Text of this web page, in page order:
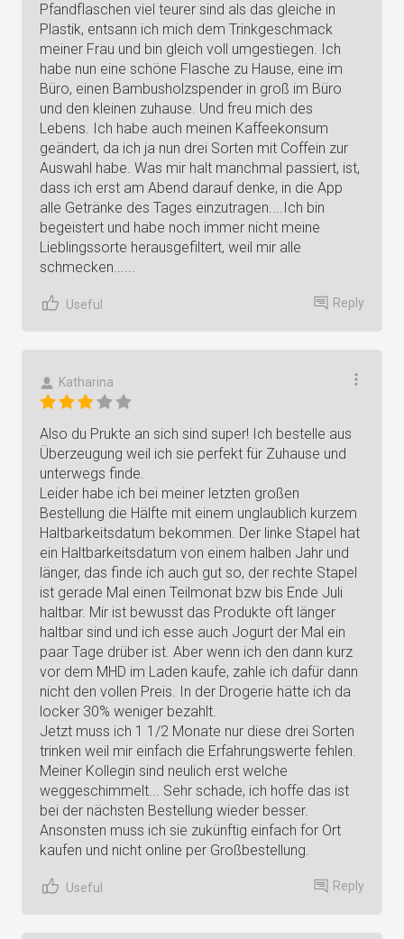
Pfandflaschen viel teurer sind als das gleiche in
Plastik, entsann ich mich dem Trinkgeschmack
meiner Frau und bin gleich voll umgestiegen. Ich
habe nun eine schöne Flasche zu Hause, eine im
Büro, einen Bambusholzspender in groß im Büro
und den kleinen zuhause. Und freu mich des
Lebens. Ich habe auch meinen Kaffeekonsum
geändert, da ich ja nun drei Sorten mit Coffein zur
Auswahl habe. Was mir halt manchmal passiert, ist,
dass ich erst am Abend darauf denke, in die App
alle Getränke des Tages einzutragen....Ich bin
begeistert und habe noch immer nicht meine
Lieblingssorte herausgefiltert, weil mir alle
schmecken......
Useful Reply
Katharina
Also du Prukte an sich sind super! Ich bestelle aus
Überzeugung weil ich sie perfekt für Zuhause und
unterwegs finde.
Leider habe ich bei meiner letzten großen
Bestellung die Hälfte mit einem unglaublich kurzem
Haltbarkeitsdatum bekommen. Der linke Stapel hat
ein Haltbarkeitsdatum von einem halben Jahr und
länger, das finde ich auch gut so, der rechte Stapel
ist gerade Mal einen Teilmonat bzw bis Ende Juli
haltbar. Mir ist bewusst das Produkte oft länger
haltbar sind und ich esse auch Jogurt der Mal ein
paar Tage drüber ist. Aber wenn ich den dann kurz
vor dem MHD im Laden kaufe, zahle ich dafür dann
nicht den vollen Preis. In der Drogerie hätte ich da
locker 30% weniger bezahlt.
Jetzt muss ich 1 1/2 Monate nur diese drei Sorten
trinken weil mir einfach die Erfahrungswerte fehlen.
Meiner Kollegin sind neulich erst welche
weggeschimmelt... Sehr schade, ich hoffe das ist
bei der nächsten Bestellung wieder besser.
Ansonsten muss ich sie zukünftig einfach for Ort
kaufen und nicht online per Großbestellung.
Useful Reply